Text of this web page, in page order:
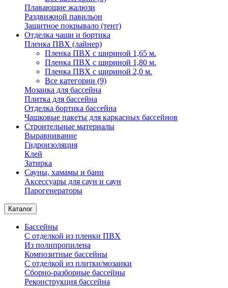
Плавающие жалюзи
Раздвижной павильон
Защитное покрывало (тент)
Отделка чаши и бортика
Пленка ПВХ (лайнер)
Пленка ПВХ с шириной 1,65 м.
Пленка ПВХ с шириной 1,80 м.
Пленка ПВХ с шириной 2,0 м.
Все категории (9)
Мозаика для бассейна
Плитка для бассейна
Отделка бортика бассейна
Чашковые пакеты для каркасных бассейнов
Строительные материалы
Выравнивание
Гидроизоляция
Клей
Затирка
Сауны, хамамы и бани
Аксессуары для саун и саун
Парогенераторы
Каталог
Бассейны
С отделкой из пленки ПВХ
Из полипропилена
Композитные бассейны
С отделкой из плитки/мозаики
Сборно-разборные бассейны
Реконструкция бассейна